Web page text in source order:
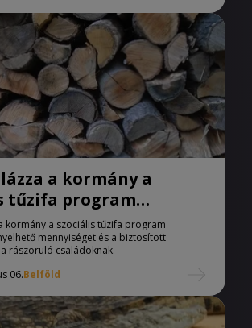
a kormány a
tűzifa program
igényelhető
kormány a szociális tűzifa program
mennyiséget és a biztosított
rászoruló családoknak.
06.Belföld